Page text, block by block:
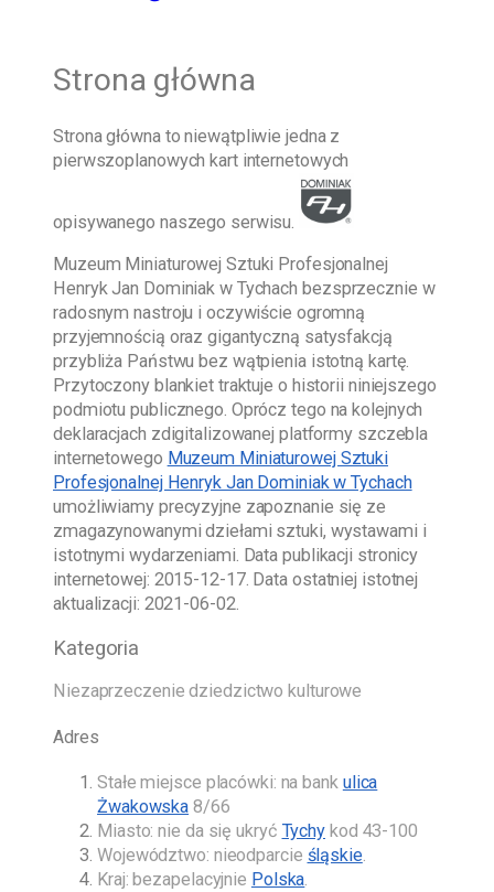
Strona główna
Strona głównato niewątpliwie jedna z
pierwszoplanowych kart internetowych
opisywanego naszego serwisu.
Muzeum Miniaturowej Sztuki Profesjonalnej
Henryk Jan Dominiak w Tychach bezsprzecznie w
radosnym nastroju i oczywiście ogromną
przyjemnością oraz gigantyczną satysfakcją
przybliża Państwu bez wątpienia istotną kartę.
Przytoczony blankiet traktuje o historii niniejszego
podmiotu publicznego. Oprócz tego na kolejnych
deklaracjach zdigitalizowanej platformy szczebla
internetowego Muzeum Miniaturowej Sztuki
Profesjonalnej Henryk Jan Dominiak w Tychach
umożliwiamy precyzyjne zapoznanie się ze
zmagazynowanymi dziełami sztuki, wystawami i
istotnymi wydarzeniami. Data publikacji stronicy
internetowej: 2015-12-17. Data ostatniej istotnej
aktualizacji: 2021-06-02.
Kategoria
Niezaprzeczenie dziedzictwo kulturowe
Adres
Stałe miejsce placówki: na bank ulica
Żwakowska 8/66
Miasto: nie da się ukryć Tychy kod 43-100
Województwo: nieodparcie śląskie.
Kraj: bezapelacyjnie Polska.